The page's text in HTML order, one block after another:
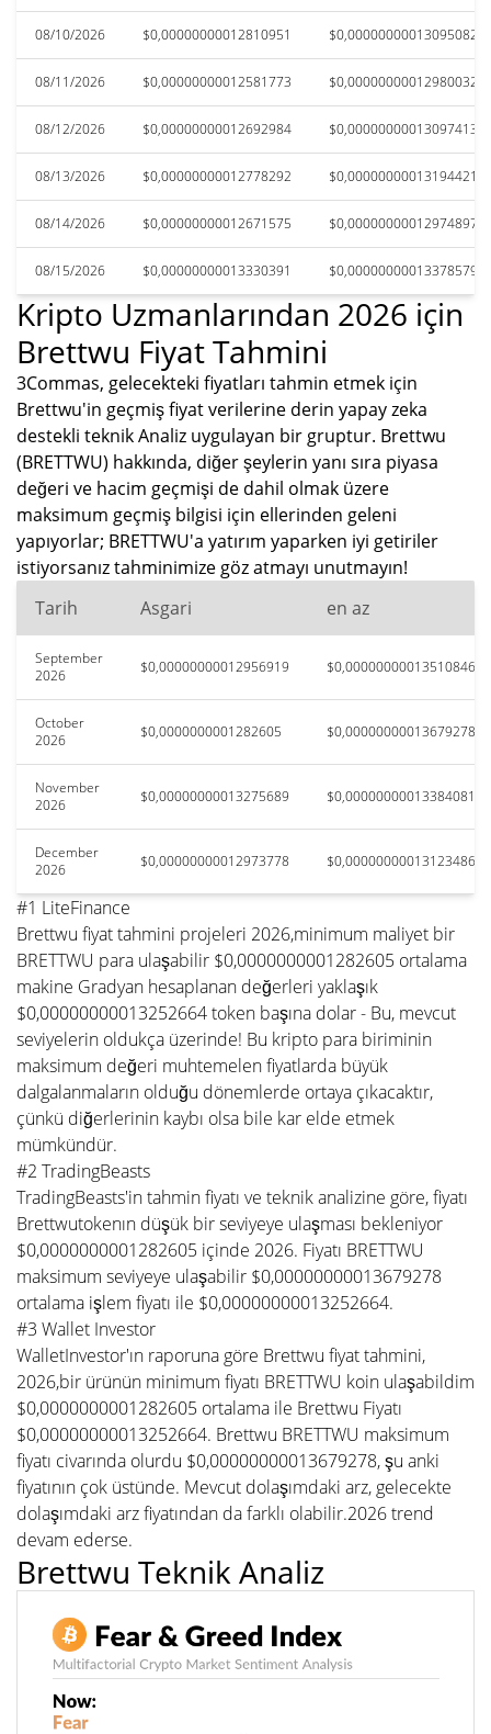
08/10/2026 $0,00000000012810951 $0,00000000013095082
08/11/2026 $0,00000000012581773 $0,00000000012980032
08/12/2026 $0,00000000012692984 $0,00000000013097413
08/13/2026 $0,00000000012778292 $0,00000000013194421
08/14/2026 $0,00000000012671575 $0,00000000012974897
08/15/2026 $0,00000000013330391 $0,00000000013378579
Kripto Uzmanlarından 2026 için
Brettwu Fiyat Tahmini
3Commas, gelecekteki fiyatları tahmin etmek için
Brettwu'in geçmiş fiyat verilerine derin yapay zeka
destekli teknik Analiz uygulayan bir gruptur. Brettwu
(BRETTWU) hakkında, diğer şeylerin yanı sıra piyasa
değeri ve hacim geçmişi de dahil olmak üzere
maksimum geçmiş bilgisi için ellerinden geleni
yapıyorlar; BRETTWU'a yatırım yaparken iyi getiriler
istiyorsanız tahminimize göz atmayı unutmayın!
Tarih
Asgari en az
September
2026
$0,00000000012956919 $0,00000000013510846
October
2026
$0,0000000001282605 $0,00000000013679278
November
2026
$0,00000000013275689 $0,00000000013384081
December
2026
$0,00000000012973778 $0,00000000013123486
#1 LiteFinance
Brettwu fiyat tahmini projeleri 2026,minimum maliyet bir
BRETTWU para ulaşabilir $0,0000000001282605 ortalama
makine Gradyan hesaplanan değerleri yaklaşık
$0,00000000013252664 token başına dolar - Bu, mevcut
seviyelerin oldukça üzerinde! Bu kripto para biriminin
maksimum değeri muhtemelen fiyatlarda büyük
dalgalanmaların olduğu dönemlerde ortaya çıkacaktır,
çünkü diğerlerinin kaybı olsa bile kar elde etmek
mümkündür.
#2 TradingBeasts
TradingBeasts'in tahmin fiyatı ve teknik analizine göre, fiyatı
Brettwutokenın düşük bir seviyeye ulaşması bekleniyor
$0,0000000001282605 içinde 2026. Fiyatı BRETTWU
maksimum seviyeye ulaşabilir $0,00000000013679278
ortalama işlem fiyatı ile $0,00000000013252664.
#3 Wallet Investor
WalletInvestor'ın raporuna göre Brettwu fiyat tahmini,
2026,bir ürünün minimum fiyatı BRETTWU koin ulaşabildim
$0,0000000001282605 ortalama ile Brettwu Fiyatı
$0,00000000013252664. Brettwu BRETTWU maksimum
fiyatı civarında olurdu $0,00000000013679278, şu anki
fiyatının çok üstünde. Mevcut dolaşımdaki arz, gelecekte
dolaşımdaki arz fiyatından da farklı olabilir.2026 trend
devam ederse.
Brettwu Teknik Analiz